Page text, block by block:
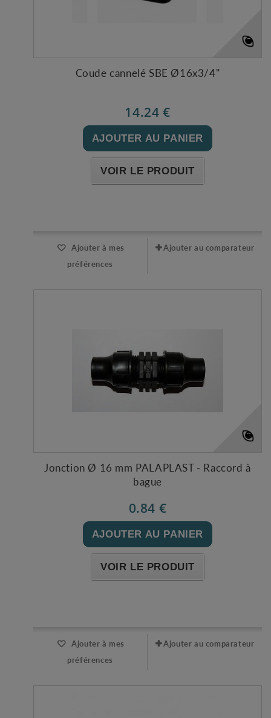
Coude cannelé SBE Ø16x3/4"
14.24 €
AJOUTER AU PANIER
VOIR LE PRODUIT
Ajouter à mes
préférences
Ajouter au comparateur
Jonction Ø 16 mm PALAPLAST - Raccord à
bague
0.84 €
AJOUTER AU PANIER
VOIR LE PRODUIT
Ajouter à mes
préférences
Ajouter au comparateur